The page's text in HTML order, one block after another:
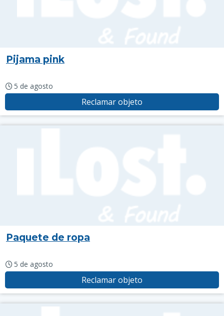
Pijama pink
5 de agosto
Reclamar objeto
Paquete de ropa
5 de agosto
Reclamar objeto